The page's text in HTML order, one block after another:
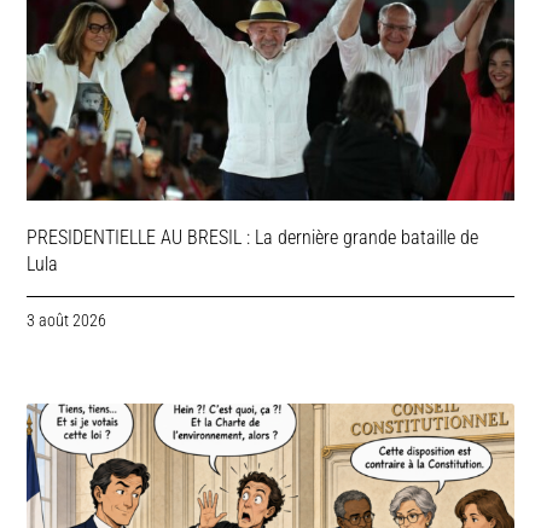
PRESIDENTIELLE AU BRESIL : La dernière grande bataille de
Lula
3 août 2026